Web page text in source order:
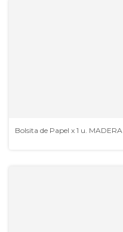
Bolsita de Papel x 1 u. MADERA